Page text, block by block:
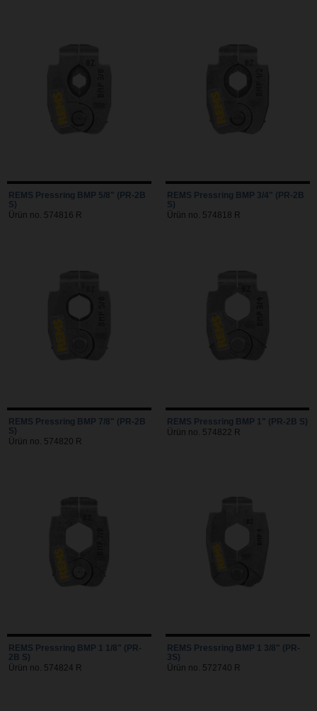
REMS Pressring BMP 5/8" (PR-2B
S)
Ürün no. 574816 R
REMS Pressring BMP 3/4" (PR-2B
S)
Ürün no. 574818 R
REMS Pressring BMP 7/8" (PR-2B
S)
Ürün no. 574820 R
REMS Pressring BMP 1" (PR-2B S)
Ürün no. 574822 R
REMS Pressring BMP 1 1/8" (PR-
2B S)
Ürün no. 574824 R
REMS Pressring BMP 1 3/8" (PR-
3S)
Ürün no. 572740 R